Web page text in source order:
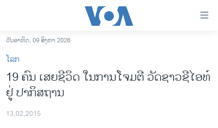
ເຂົ້າ
ຫາ
ຂ້າມ
ຂ້າມ
ຫາ
ອາເມຣິກາ
ການເລືອກຕັ້ງ ປະທານາທີບໍດີ ສະຫະລັດ 2024
ຂ່າວ​ຈີນ
ວັນອາທິດ, 09 ສິງຫາ 2026
ໂລກ
19 ຄົນ ເສຍຊີວິດ ໃນການໂຈມຕີ ວັດຊາວຊີໄອທ໌
ຢູ່ ປາກິສຖານ
13,02,2015